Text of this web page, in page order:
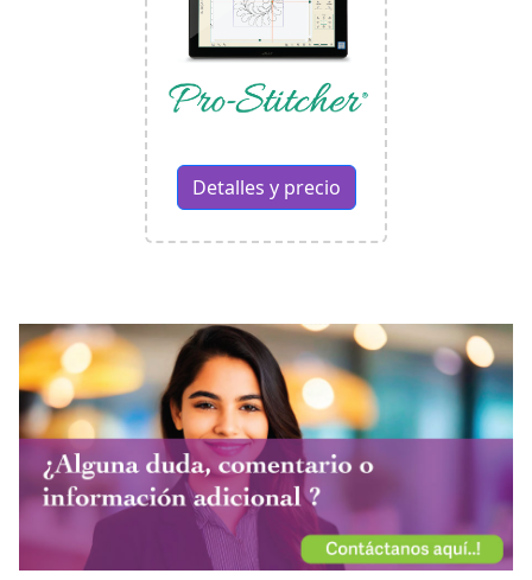
Detalles y precio